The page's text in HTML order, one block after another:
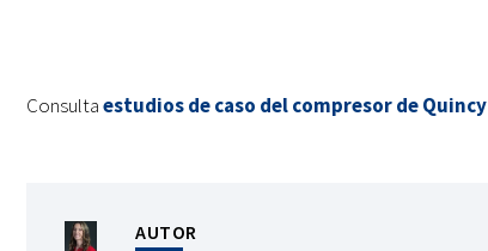
Consultaestudios de caso del compresor de Quincy
AUTOR